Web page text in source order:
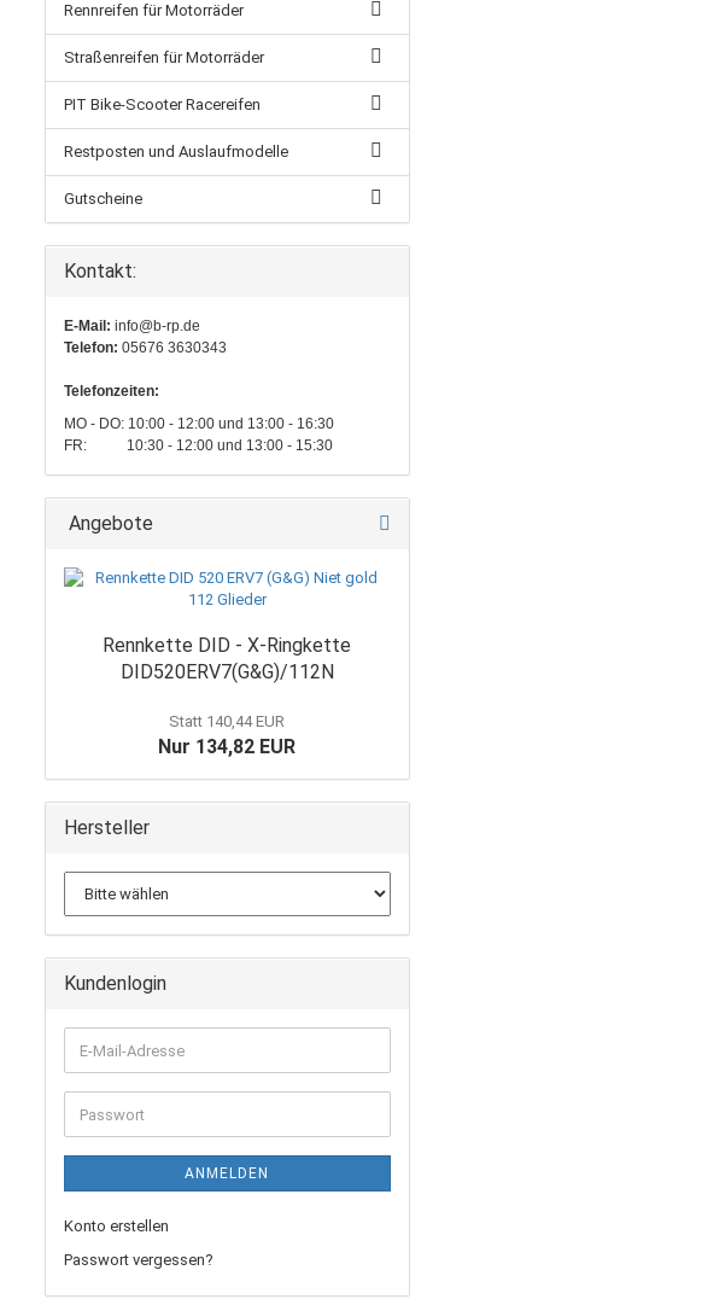
Rennreifen für Motorräder
Straßenreifen für Motorräder
PIT Bike-Scooter Racereifen
Restposten und Auslaufmodelle
Gutscheine
Kontakt:
E-Mail: info@b-rp.de
Telefon: 05676 3630343
Telefonzeiten:
MO - DO: 10:00 - 12:00 und 13:00 - 16:30
FR: 10:30 - 12:00 und 13:00 - 15:30
Angebote
Rennkette DID - X-Ringkette
DID520ERV7(G&G)/112N
Statt 140,44 EUR
Nur 134,82 EUR
Hersteller
Kundenlogin
E-
Mail-
Adresse
Passwort
ANMELDEN
Konto erstellen
Passwort vergessen?